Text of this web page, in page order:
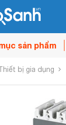
sản phẩm
bị gia dụng